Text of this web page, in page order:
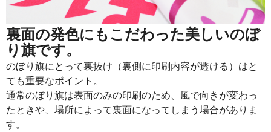
裏面の発色にもこだわった美しいのぼ
り旗です。
のぼり旗にとって裏抜け（裏側に印刷内容が透ける）はと
ても重要なポイント。
通常のぼり旗は表面のみの印刷のため、風で向きが変わっ
たときや、場所によって裏面になってしまう場合がありま
す。